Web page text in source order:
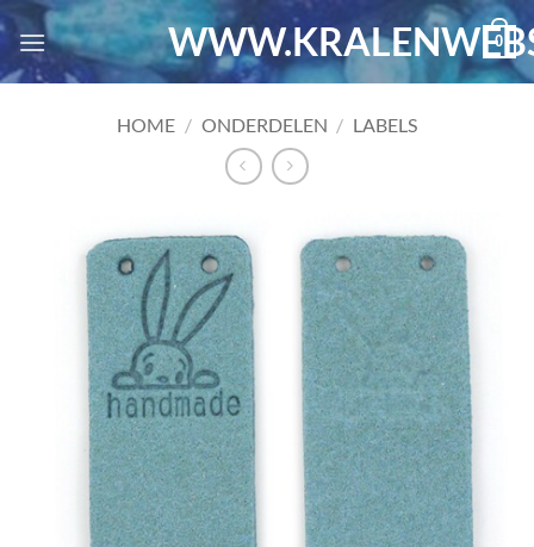
Ga
naar
inhoud
0
HOME / ONDERDELEN / LABELS